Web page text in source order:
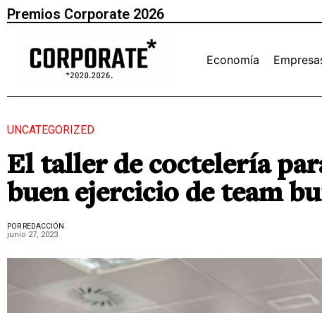
Premios Corporate 2026
Economía
UNCATEGORIZED
El taller de coctelería
buen ejercicio de team
POR REDACCIÓN
junio 27, 2023